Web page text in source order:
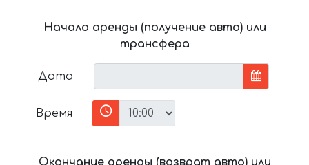
Начало аренды (получение авто) или
трансфера
Дата
Время
Окончание аренды (возврат авто) или